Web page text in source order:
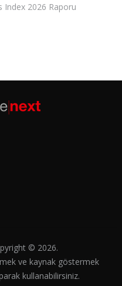
Index 2026 Raporu
© 2026.
ve kaynak göstermek
kullanabilirsiniz.